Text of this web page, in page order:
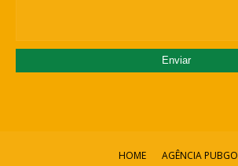
HOME AGÊNCIA PUBGO